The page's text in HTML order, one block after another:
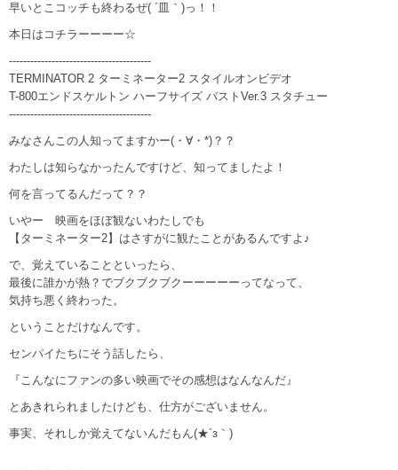
早いとこコッチも終わるぜ( ´皿｀)っ！！
本日はコチラーーーー☆
----------------------------------------
TERMINATOR 2 ターミネーター2 スタイルオンビデオ
T-800エンドスケルトン ハーフサイズ バストVer.3 スタチュー
----------------------------------------
みなさんこの人知ってますかー(・∀・*)？？
わたしは知らなかったんですけど、知ってましたよ！
何を言ってるんだって？？
いやー 映画をほぼ観ないわたしでも
【ターミネーター2】はさすがに観たことがあるんですよ♪
で、覚えていることといったら、
最後に誰かが熱？でブクブクブクーーーーーってなって、
気持ち悪く終わった。
ということだけなんです。
センパイたちにそう話したら、
『こんなにファンの多い映画でその感想はなんなんだ』
とあきれられましたけども、仕方がございません。
事実、それしか覚えてないんだもん(★´з｀)